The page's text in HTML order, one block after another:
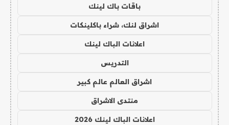
باقات باك لينك
اشراق لنك، شراء باكلينكات
اعلانات الباك لينك
التدريس
اشراق العالم عالم كبير
منتدى الاشراق
اعلانات الباك لينك 2026